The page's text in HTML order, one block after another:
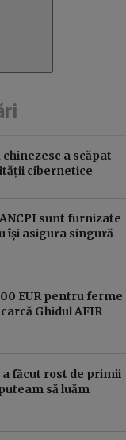
a scăpat
cibernetice
sunt furnizate
își asigura singură
EUR pentru ferme
Ghidul AFIR
făcut rost de primii
să luăm